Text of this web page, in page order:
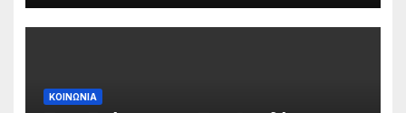
ΚΟΙΝΩΝΙΑ